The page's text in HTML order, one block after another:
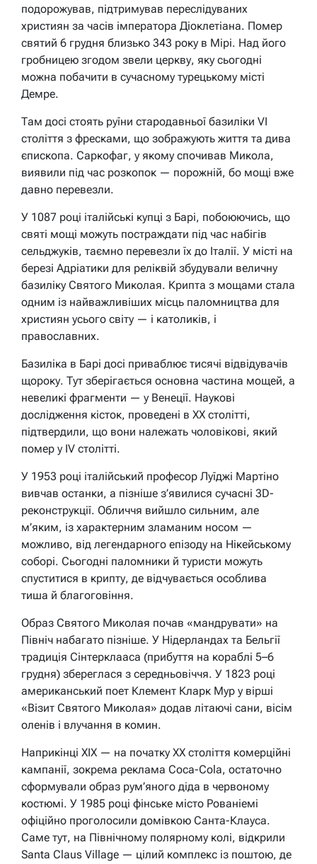
подорожував, підтримував переслідуваних
християн за часів імператора Діоклетіана. Помер
святий 6 грудня близько 343 року в Мірі. Над його
гробницею згодом звели церкву, яку сьогодні
можна побачити в сучасному турецькому місті
Демре.
Там досі стоять руїни стародавньої базиліки VI
століття з фресками, що зображують життя та дива
єпископа. Саркофаг, у якому спочивав Микола,
виявили під час розкопок — порожній, бо мощі вже
давно перевезли.
У 1087 році італійські купці з Барі, побоюючись, що
святі мощі можуть постраждати під час набігів
сельджуків, таємно перевезли їх до Італії. У місті на
березі Адріатики для реліквій збудували величну
базиліку Святого Миколая. Крипта з мощами стала
одним із найважливіших місць паломництва для
християн усього світу — і католиків, і
православних.
Базиліка в Барі досі приваблює тисячі відвідувачів
щороку. Тут зберігається основна частина мощей, а
невеликі фрагменти — у Венеції. Наукові
дослідження кісток, проведені в XX столітті,
підтвердили, що вони належать чоловікові, який
помер у IV столітті.
У 1953 році італійський професор Луїджі Мартіно
вивчав останки, а пізніше з’явилися сучасні 3D-
реконструкції. Обличчя вийшло сильним, але
м’яким, із характерним зламаним носом —
можливо, від легендарного епізоду на Нікейському
соборі. Сьогодні паломники й туристи можуть
спуститися в крипту, де відчувається особлива
тиша й благоговіння.
Образ Святого Миколая почав «мандрувати» на
Північ набагато пізніше. У Нідерландах та Бельгії
традиція Сінтерклааса (прибуття на кораблі 5–6
грудня) збереглася з середньовіччя. У 1823 році
американський поет Клемент Кларк Мур у вірші
«Візит Святого Миколая» додав літаючі сани, вісім
оленів і влучання в комин.
Наприкінці XIX — на початку XX століття комерційні
кампанії, зокрема реклама Coca-Cola, остаточно
сформували образ рум’яного діда в червоному
костюмі. У 1985 році фінське місто Рованіемі
офіційно проголосили домівкою Санта-Клауса.
Саме тут, на Північному полярному колі, відкрили
Santa Claus Village — цілий комплекс із поштою, де